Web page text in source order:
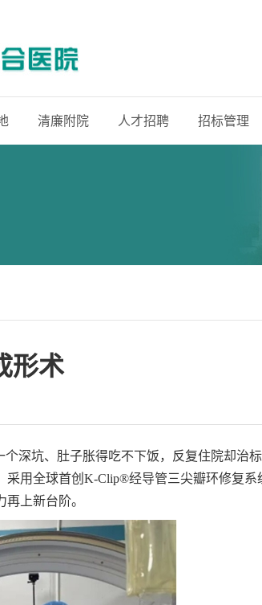
清廉附院 人才招聘 招标管理
形术
个深坑、肚子胀得吃不下饭，反复住院却治
用全球首创K-Clip®经导管三尖瓣环修复
上新台阶。